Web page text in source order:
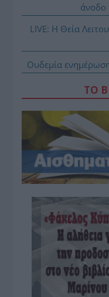
άνοδο
LIVE: Η Θεία
Ουδεμία ενημέρωση
ΤΟ